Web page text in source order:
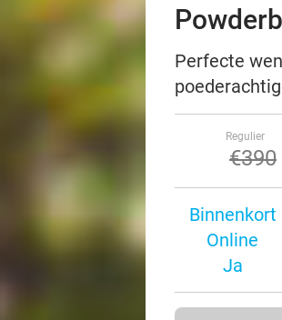
Perfecte
Regulier
€390
Binnenkort
Online
Ja